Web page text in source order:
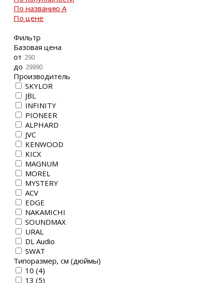
По названию A
По цене
Фильтр
Базовая цена
от
до
Производитель
SKYLOR
JBL
INFINITY
PIONEER
ALPHARD
JVC
KENWOOD
KICX
MAGNUM
MOREL
MYSTERY
ACV
EDGE
NAKAMICHI
SOUNDMAX
URAL
DL Audio
SWAT
Типоразмер, см (дюймы)
10 (4)
13 (5)